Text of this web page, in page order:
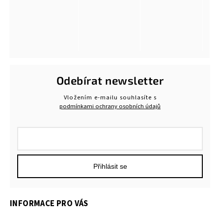
INFORMACE PRO VÁS
Odebírat newsletter
Vložením e-mailu souhlasíte s
podmínkami ochrany osobních údajů
Přihlásit se